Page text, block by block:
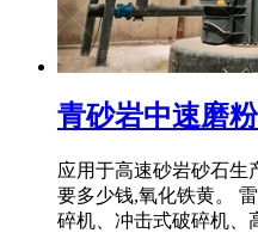
青砂岩中速磨
应用于高速砂岩砂石生
要多少钱,氧化铁黄。
碎机、冲击式破碎机、